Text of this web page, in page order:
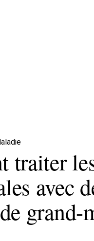
traiter
avec
grand-